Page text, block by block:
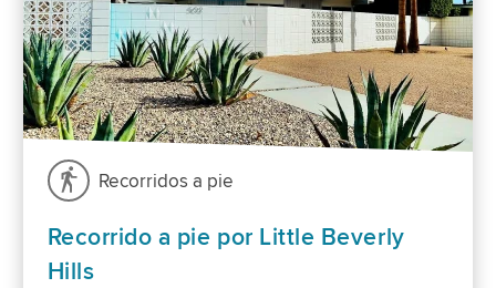
Recorridos a pie
Recorrido a pie por Little Beverly
Hills